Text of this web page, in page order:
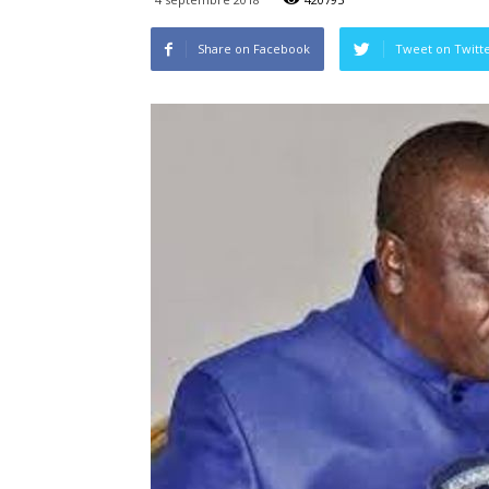
Share on Facebook Tweet on